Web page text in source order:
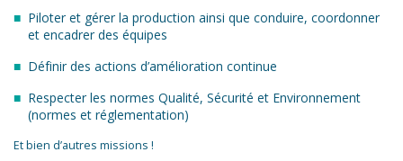
Piloter et gérer la production ainsi que conduire, coordonner
et encadrer des équipes
Définir des actions d’amélioration continue
Respecter les normes Qualité, Sécurité et Environnement
(normes et réglementation)
Et bien d’autres missions !